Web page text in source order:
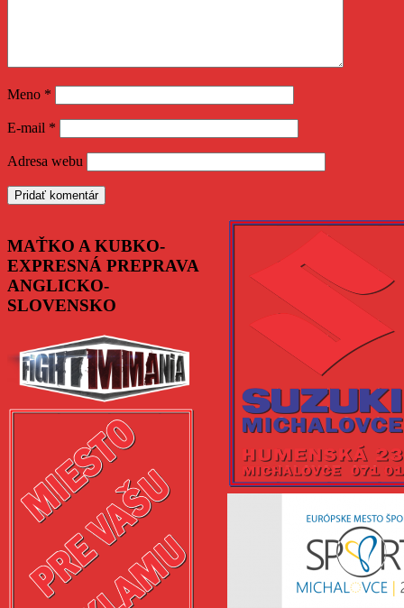
Meno *
E-mail *
Adresa webu
MAŤKO A KUBKO-
EXPRESNÁ PREPRAVA
ANGLICKO-
SLOVENSKO